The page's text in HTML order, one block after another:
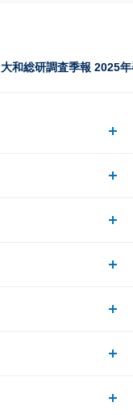
大和総研調査季報 2025